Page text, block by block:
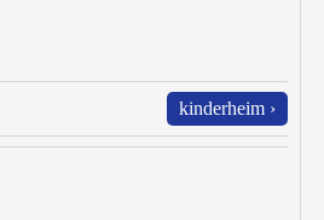
kinderheim ›